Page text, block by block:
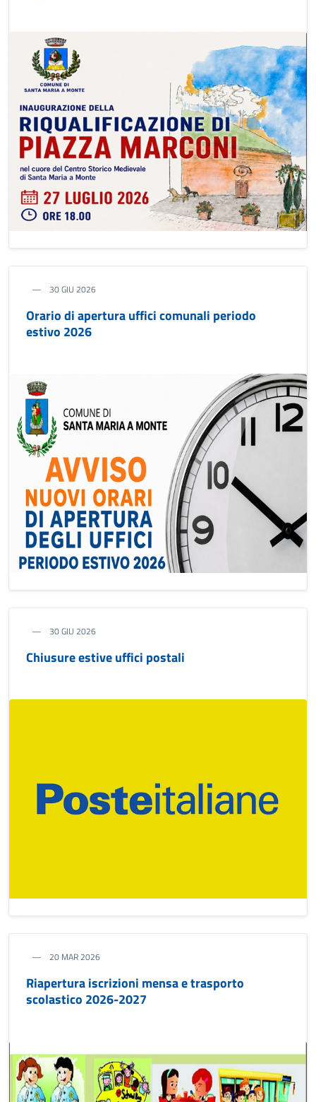
30 GIU 2026
Orario di apertura uffici comunali periodo
estivo 2026
30 GIU 2026
Chiusure estive uffici postali
20 MAR 2026
Riapertura iscrizioni mensa e trasporto
scolastico 2026-2027